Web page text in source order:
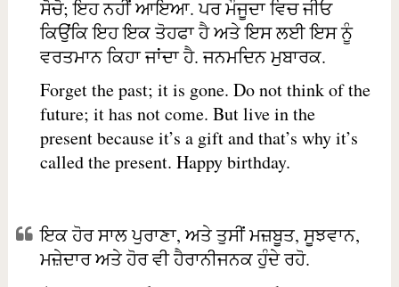
ਸੋਚੋ; ਇਹ ਨਹੀਂ ਆਇਆ. ਪਰ ਮੌਜੂਦਾ ਵਿਚ ਜੀਓ
ਕਿਉਂਕਿ ਇਹ ਇਕ ਤੋਹਫਾ ਹੈ ਅਤੇ ਇਸ ਲਈ ਇਸ ਨੂੰ
ਵਰਤਮਾਨ ਕਿਹਾ ਜਾਂਦਾ ਹੈ. ਜਨਮਦਿਨ ਮੁਬਾਰਕ.
Forget the past; it is gone. Do not think of the
future; it has not come. But live in the
present because it’s a gift and that’s why it’s
called the present. Happy birthday.
ਇਕ ਹੋਰ ਸਾਲ ਪੁਰਾਣਾ, ਅਤੇ ਤੁਸੀਂ ਮਜ਼ਬੂਤ, ਸੂਝਵਾਨ,
ਮਜ਼ੇਦਾਰ ਅਤੇ ਹੋਰ ਵੀ ਹੈਰਾਨੀਜਨਕ ਹੁੰਦੇ ਰਹੋ.